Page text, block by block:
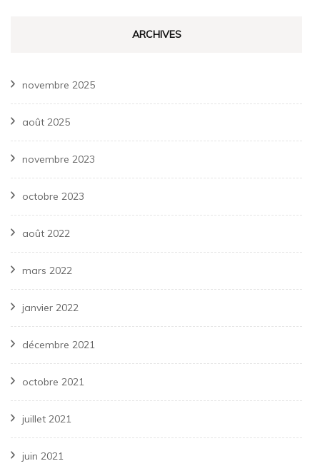
ARCHIVES
novembre 2025
août 2025
novembre 2023
octobre 2023
août 2022
mars 2022
janvier 2022
décembre 2021
octobre 2021
juillet 2021
juin 2021